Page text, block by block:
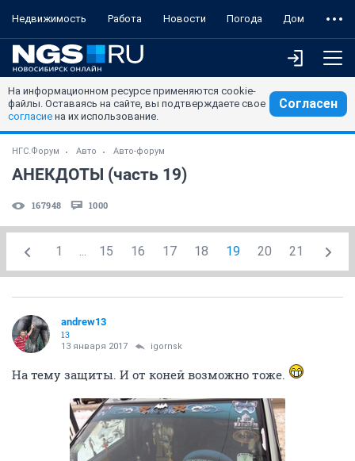
Недвижимость Работа Новости Погода Дом
На информационном ресурсе применяются cookie-
файлы. Оставаясь на сайте, вы подтверждаете свое
согласие на их использование.
Согласен
НГС.Форум Авто Авто-форум
АНЕКДОТЫ (часть 19)
167948 1000
1 ... 15 16 17 18 19 20 21
andrew13
13
13 января 2017 igornsk
На тему защиты. И от коней возможно тоже.